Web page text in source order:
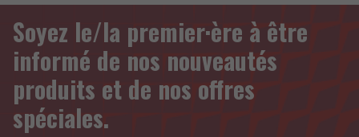
Soyez le/la premier·ère à être
informé de nos nouveautés
produits et de nos offres
spéciales.